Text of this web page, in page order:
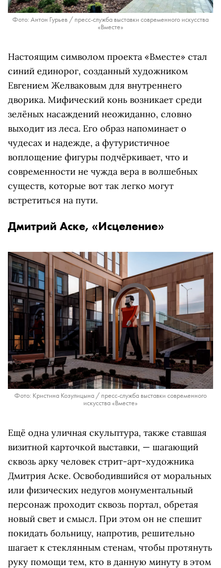
Фото: Антон Гурьев / пресс-служба выставки современного искусства
«Вместе»
Настоящим символом проекта «Вместе» стал
синий единорог, созданный художником
Евгением Желваковым для внутреннего
дворика. Мифический конь возникает среди
зелёных насаждений неожиданно, словно
выходит из леса. Его образ напоминает о
чудесах и надежде, а футуристичное
воплощение фигуры подчёркивает, что и
современности не чужда вера в волшебных
существ, которые вот так легко могут
встретиться на пути.
Дмитрий Аске, «Исцеление»
Фото: Кристина Козулицына / пресс-служба выставки современного
искусства «Вместе»
Ещё одна уличная скульптура, также ставшая
визитной карточкой выставки, — шагающий
сквозь арку человек стрит-арт-художника
Дмитрия Аске. Освободившийся от моральных
или физических недугов монументальный
персонаж проходит сквозь портал, обретая
новый свет и смысл. При этом он не спешит
покидать больницу, напротив, решительно
шагает к стеклянным стенам, чтобы протянуть
руку помощи тем, кто в данную минуту в этом